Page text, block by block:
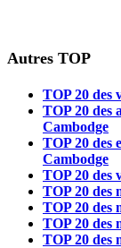
Autres TOP
TOP 20 des
TOP 20 des
Cambodge
TOP 20 des
Cambodge
TOP 20 des
TOP 20 des
TOP 20 des
TOP 20 des
TOP 20 des